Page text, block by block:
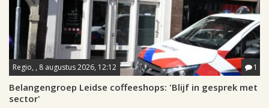
Regio, , 8 augustus 2026, 12:12 1
Belangengroep Leidse coffeeshops: 'Blijf in gesprek met
sector'